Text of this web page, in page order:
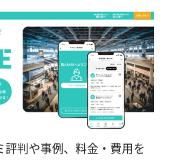
評判や事例、料金・費用を